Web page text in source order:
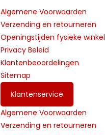
Algemene Voorwaarden
Verzending en retourneren
Openingstijden fysieke winkel
Privacy Beleid
Klantenbeoordelingen
Sitemap
Klantenservice
Algemene Voorwaarden
Verzending en retourneren